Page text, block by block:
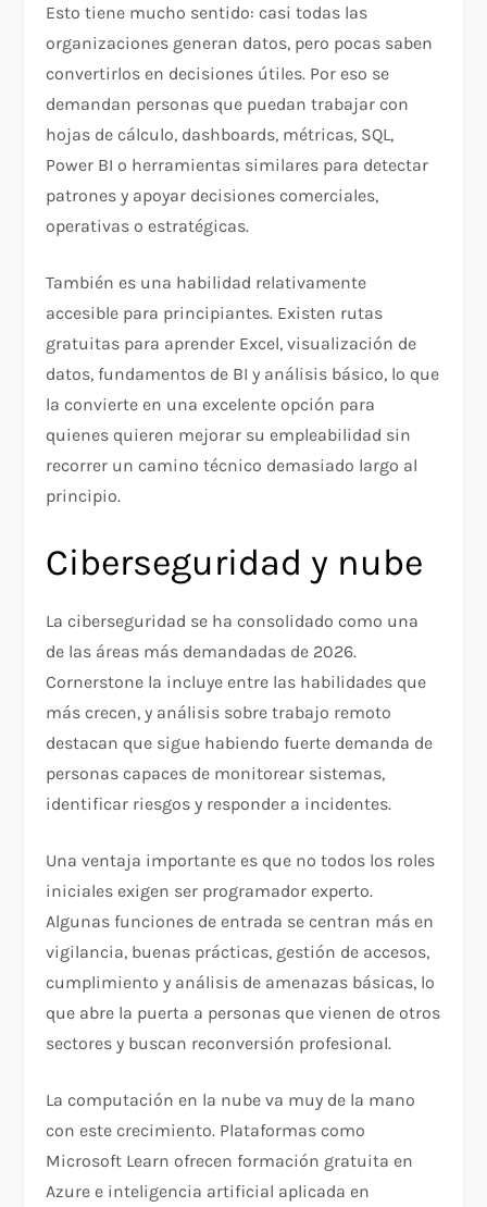
Esto tiene mucho sentido: casi todas las
organizaciones generan datos, pero pocas saben
convertirlos en decisiones útiles. Por eso se
demandan personas que puedan trabajar con
hojas de cálculo, dashboards, métricas, SQL,
Power BI o herramientas similares para detectar
patrones y apoyar decisiones comerciales,
operativas o estratégicas.
También es una habilidad relativamente
accesible para principiantes. Existen rutas
gratuitas para aprender Excel, visualización de
datos, fundamentos de BI y análisis básico, lo que
la convierte en una excelente opción para
quienes quieren mejorar su empleabilidad sin
recorrer un camino técnico demasiado largo al
principio.
Ciberseguridad y nube
La ciberseguridad se ha consolidado como una
de las áreas más demandadas de 2026.
Cornerstone la incluye entre las habilidades que
más crecen, y análisis sobre trabajo remoto
destacan que sigue habiendo fuerte demanda de
personas capaces de monitorear sistemas,
identificar riesgos y responder a incidentes.
Una ventaja importante es que no todos los roles
iniciales exigen ser programador experto.
Algunas funciones de entrada se centran más en
vigilancia, buenas prácticas, gestión de accesos,
cumplimiento y análisis de amenazas básicas, lo
que abre la puerta a personas que vienen de otros
sectores y buscan reconversión profesional.​
La computación en la nube va muy de la mano
con este crecimiento. Plataformas como
Microsoft Learn ofrecen formación gratuita en
Azure e inteligencia artificial aplicada en